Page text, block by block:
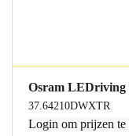
Osram LEDriving
37.64210DWXTR
Login om prijzen